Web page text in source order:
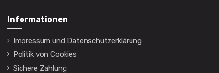
Informationen
Impressum und Datenschutzerklärung
Politik von Cookies
Sichere Zahlung